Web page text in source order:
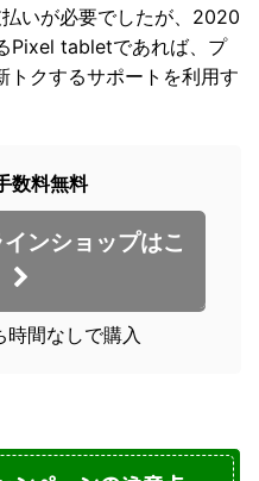
いが必要でしたが、2020
Pixel tabletであれば、プ
トクするサポートを利用す
数料無料
ンショップはこ
間なしで購入